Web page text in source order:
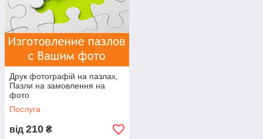
Друк фотографій на пазлах,
Пазли на замовлення на
фото
Послуга
від 210 ₴